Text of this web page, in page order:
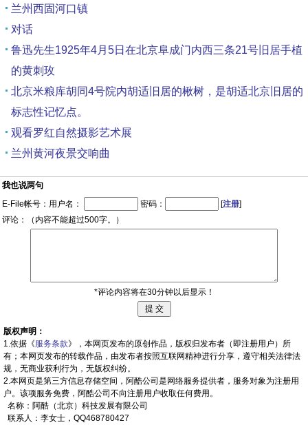
兰州西固河口镇
对话
鲁迅先生1925年4月5日在北京阜成门内西三条21号旧居手植
的黄刺玫
北京米粮库胡同4号院内胡适旧居的楸树，是胡适北京旧居的
标志性记忆点。
观看罗红自然摄影艺术展
兰州黄河夜景交响曲
我也说两句
E-File帐号：用户名：
密码： [注册]
评论：（内容不能超过500字。）
*评论内容将在30分钟以后显示！
版权声明：
1.依据《服务条款》，本网页发布的原创作品，版权归发布者（即注册用户）所
有；本网页发布的转载作品，由发布者按照互联网精神进行分享，遵守相关法律法
规，无商业获利行为，无版权纠纷。
2.本网页是第三方信息存储空间，阿酷公司是网络服务提供者，服务对象为注册用
户。该项服务免费，阿酷公司不向注册用户收取任何费用。
名称：阿酷（北京）科技发展有限公司
联系人：李女士，QQ468780427